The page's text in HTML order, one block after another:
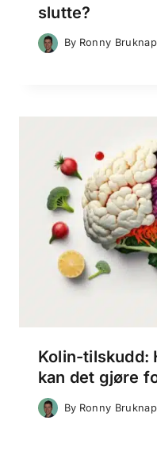
slutte?
By Ronny
Kolin-tilskudd:
kan det gjøre
By Ronny